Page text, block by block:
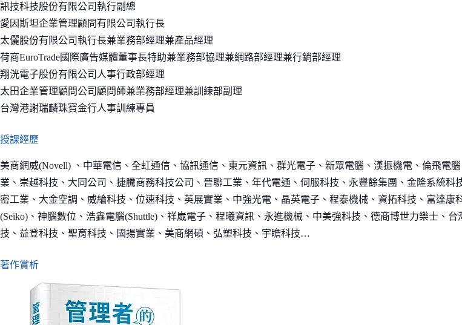
訊技科技股份有限公司執行副總
愛因斯坦企業管理顧問有限公司執行長
太儷股份有限公司執行長兼業務部經理兼產品經理
荷商EuroTrade國際廣告媒體董事長特助兼業務部協理兼網路部經理兼行銷部經理
翔洸電子股份有限公司人事行政部經理
太田企業管理顧問公司顧問師兼業務部經理兼訓練部副理
台灣港謝瑞麟珠寶金行人事訓練專員
授課經歷
美商網威(Novell) 、中華電信、全虹通信、協訊通信、東元資訊、群光電子、新眾電腦、漢振機電、倫飛電
業、崇越科技、大同公司、捷騰商務科技公司、晉聯工業、年代電通、伺服科技、永豐餘集團、金隆系統
密工業、大金空調、威綸科技、位速科技、英展實業、中強光電、晶英電子、程泰機械、資拓科技、富達
(Seiko)、神腦數位、浩鑫電腦(Shuttle)、祥崴電子、程曦資訊、永進機械、中美強科技、德商博世力樂士、
技、益登科技、聖育科技、國揚實業、美商網碩、弘塑科技、宇瞻科技…
著作賞析